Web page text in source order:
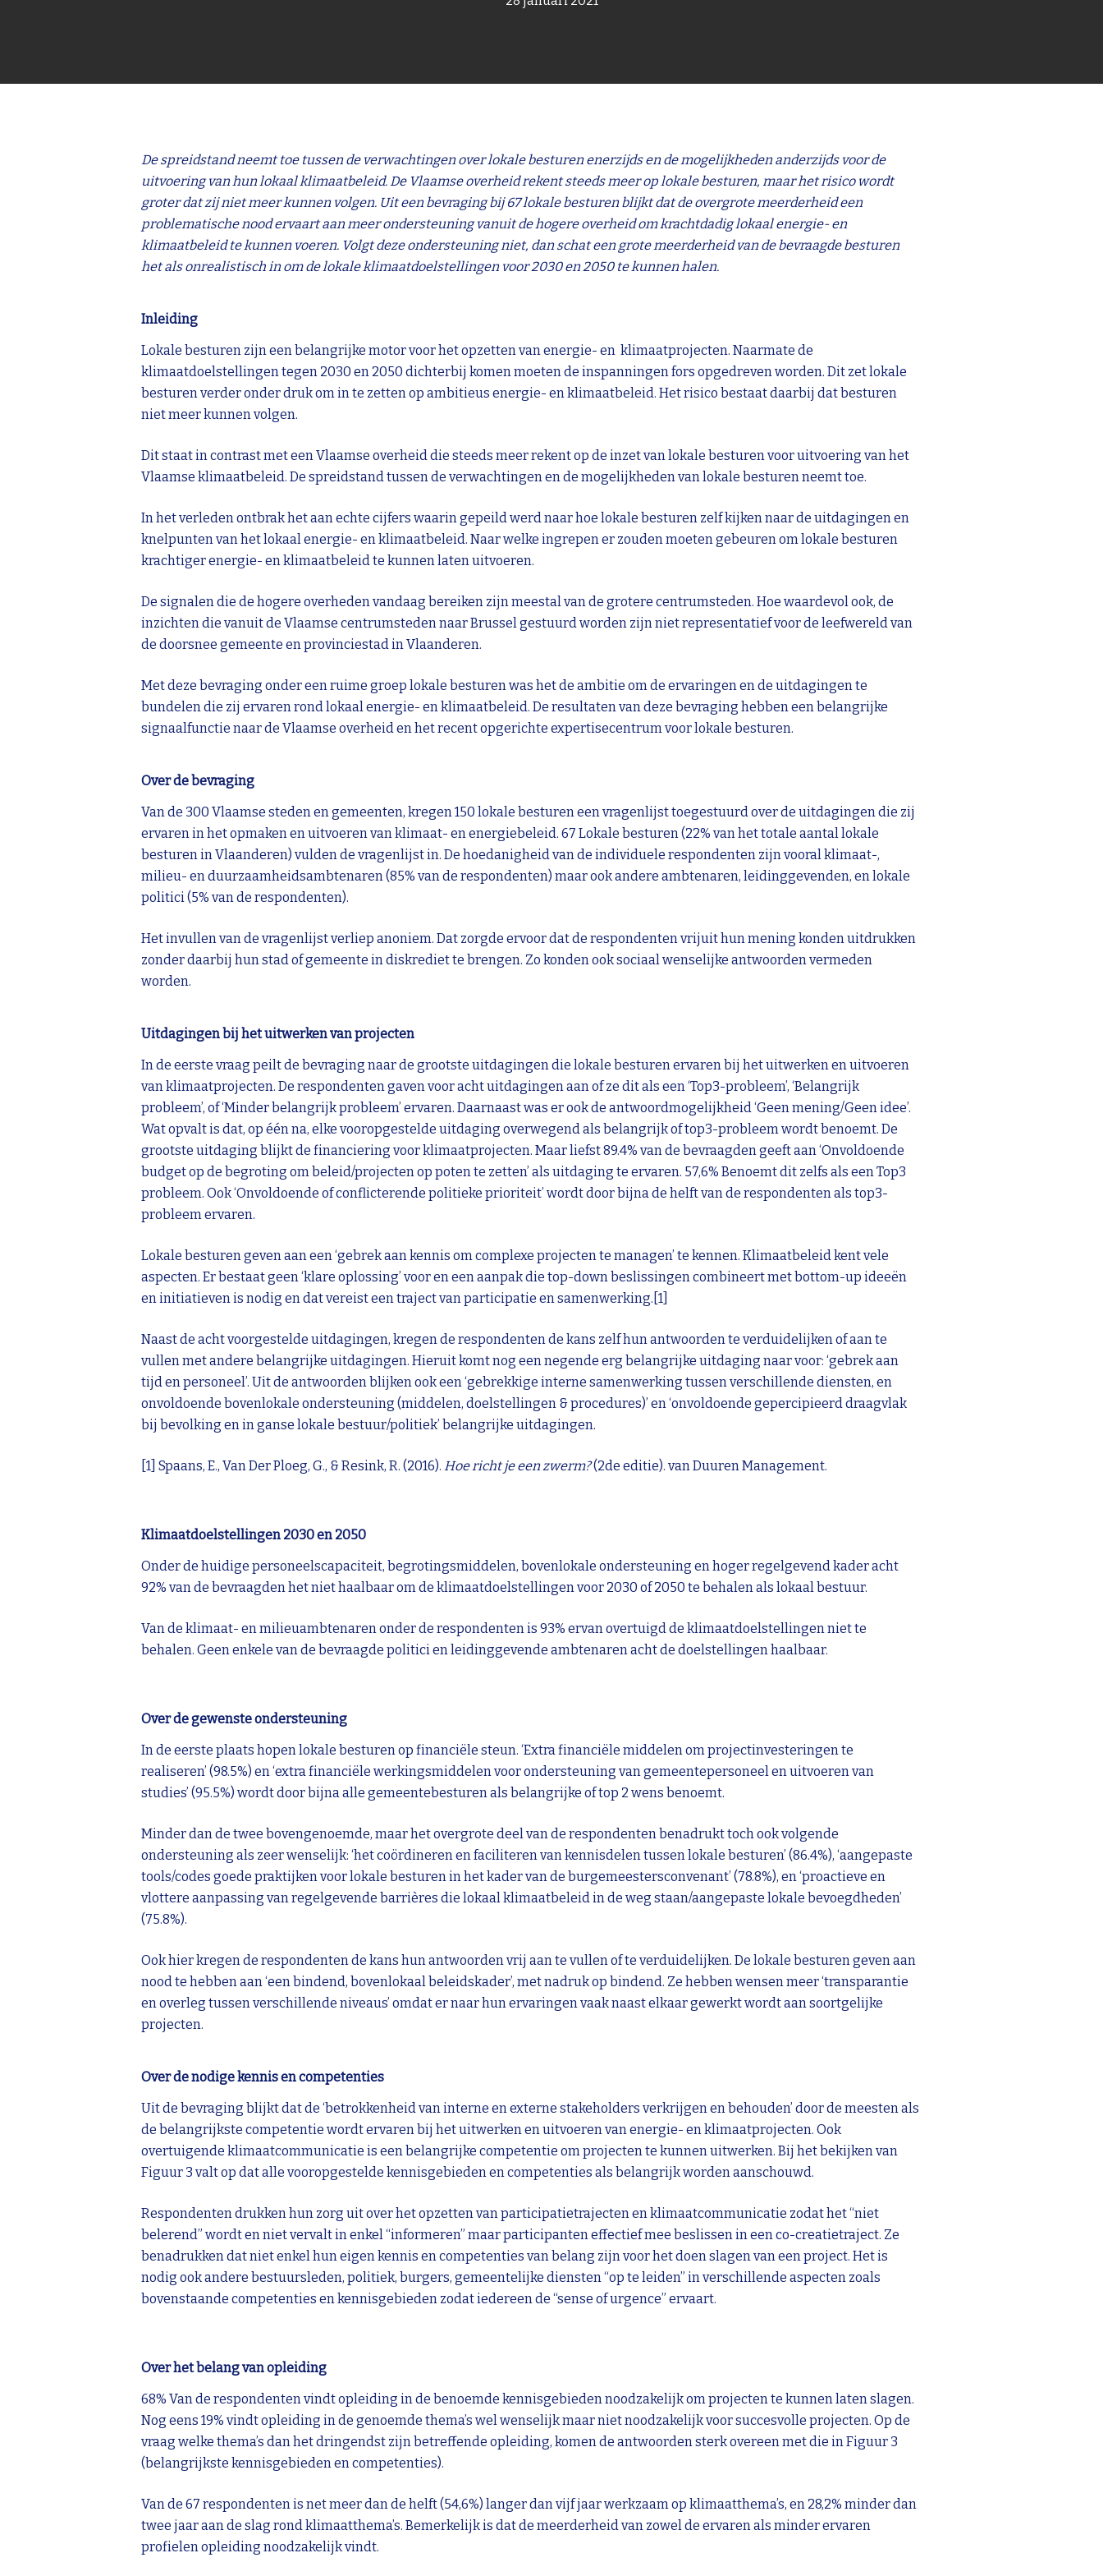
De spreidstand neemt toe tussen de verwachtingen over lokale besturen enerzijds en de mogelijkheden anderzijds voor de
uitvoering van hun lokaal klimaatbeleid. De Vlaamse overheid rekent steeds meer op lokale besturen, maar het risico wordt
groter dat zij niet meer kunnen volgen. Uit een bevraging bij 67 lokale besturen blijkt dat de overgrote meerderheid een
problematische nood ervaart aan meer ondersteuning vanuit de hogere overheid om krachtdadig lokaal energie- en
klimaatbeleid te kunnen voeren. Volgt deze ondersteuning niet, dan schat een grote meerderheid van de bevraagde besturen
het als onrealistisch in om de lokale klimaatdoelstellingen voor 2030 en 2050 te kunnen halen.
Inleiding
Lokale besturen zijn een belangrijke motor voor het opzetten van energie- en klimaatprojecten. Naarmate de
klimaatdoelstellingen tegen 2030 en 2050 dichterbij komen moeten de inspanningen fors opgedreven worden. Dit zet lokale
besturen verder onder druk om in te zetten op ambitieus energie- en klimaatbeleid. Het risico bestaat daarbij dat besturen
niet meer kunnen volgen.
Dit staat in contrast met een Vlaamse overheid die steeds meer rekent op de inzet van lokale besturen voor uitvoering van het
Vlaamse klimaatbeleid. De spreidstand tussen de verwachtingen en de mogelijkheden van lokale besturen neemt toe.
In het verleden ontbrak het aan echte cijfers waarin gepeild werd naar hoe lokale besturen zelf kijken naar de uitdagingen en
knelpunten van het lokaal energie- en klimaatbeleid. Naar welke ingrepen er zouden moeten gebeuren om lokale besturen
krachtiger energie- en klimaatbeleid te kunnen laten uitvoeren.
De signalen die de hogere overheden vandaag bereiken zijn meestal van de grotere centrumsteden. Hoe waardevol ook, de
inzichten die vanuit de Vlaamse centrumsteden naar Brussel gestuurd worden zijn niet representatief voor de leefwereld van
de doorsnee gemeente en provinciestad in Vlaanderen.
Met deze bevraging onder een ruime groep lokale besturen was het de ambitie om de ervaringen en de uitdagingen te
bundelen die zij ervaren rond lokaal energie- en klimaatbeleid. De resultaten van deze bevraging hebben een belangrijke
signaalfunctie naar de Vlaamse overheid en het recent opgerichte expertisecentrum voor lokale besturen.
Over de bevraging
Van de 300 Vlaamse steden en gemeenten, kregen 150 lokale besturen een vragenlijst toegestuurd over de uitdagingen die zij
ervaren in het opmaken en uitvoeren van klimaat- en energiebeleid. 67 Lokale besturen (22% van het totale aantal lokale
besturen in Vlaanderen) vulden de vragenlijst in. De hoedanigheid van de individuele respondenten zijn vooral klimaat-,
milieu- en duurzaamheidsambtenaren (85% van de respondenten) maar ook andere ambtenaren, leidinggevenden, en lokale
politici (5% van de respondenten).
Het invullen van de vragenlijst verliep anoniem. Dat zorgde ervoor dat de respondenten vrijuit hun mening konden uitdrukken
zonder daarbij hun stad of gemeente in diskrediet te brengen. Zo konden ook sociaal wenselijke antwoorden vermeden
worden.
Uitdagingen bij het uitwerken van projecten
In de eerste vraag peilt de bevraging naar de grootste uitdagingen die lokale besturen ervaren bij het uitwerken en uitvoeren
van klimaatprojecten. De respondenten gaven voor acht uitdagingen aan of ze dit als een ‘Top3-probleem’, ‘Belangrijk
probleem’, of ‘Minder belangrijk probleem’ ervaren. Daarnaast was er ook de antwoordmogelijkheid ‘Geen mening/Geen idee’.
Wat opvalt is dat, op één na, elke vooropgestelde uitdaging overwegend als belangrijk of top3-probleem wordt benoemt. De
grootste uitdaging blijkt de financiering voor klimaatprojecten. Maar liefst 89.4% van de bevraagden geeft aan ‘Onvoldoende
budget op de begroting om beleid/projecten op poten te zetten’ als uitdaging te ervaren. 57,6% Benoemt dit zelfs als een Top3
probleem. Ook ‘Onvoldoende of conflicterende politieke prioriteit’ wordt door bijna de helft van de respondenten als top3-
probleem ervaren.
Lokale besturen geven aan een ‘gebrek aan kennis om complexe projecten te managen’ te kennen. Klimaatbeleid kent vele
aspecten. Er bestaat geen ‘klare oplossing’ voor en een aanpak die top-down beslissingen combineert met bottom-up ideeën
en initiatieven is nodig en dat vereist een traject van participatie en samenwerking. [1]
Naast de acht voorgestelde uitdagingen, kregen de respondenten de kans zelf hun antwoorden te verduidelijken of aan te
vullen met andere belangrijke uitdagingen. Hieruit komt nog een negende erg belangrijke uitdaging naar voor: ‘gebrek aan
tijd en personeel’. Uit de antwoorden blijken ook een ‘gebrekkige interne samenwerking tussen verschillende diensten, en
onvoldoende bovenlokale ondersteuning (middelen, doelstellingen & procedures)’ en ‘onvoldoende gepercipieerd draagvlak
bij bevolking en in ganse lokale bestuur/politiek’ belangrijke uitdagingen.
[1] Spaans, E., Van Der Ploeg, G., & Resink, R. (2016). Hoe richt je een zwerm?(2de editie). van Duuren Management.
Klimaatdoelstellingen 2030 en 2050
Onder de huidige personeelscapaciteit, begrotingsmiddelen, bovenlokale ondersteuning en hoger regelgevend kader acht
92% van de bevraagden het niet haalbaar om de klimaatdoelstellingen voor 2030 of 2050 te behalen als lokaal bestuur.
Van de klimaat- en milieuambtenaren onder de respondenten is 93% ervan overtuigd de klimaatdoelstellingen niet te
behalen. Geen enkele van de bevraagde politici en leidinggevende ambtenaren acht de doelstellingen haalbaar.
Over de gewenste ondersteuning
In de eerste plaats hopen lokale besturen op financiële steun. ‘Extra financiële middelen om projectinvesteringen te
realiseren’ (98.5%) en ‘extra financiële werkingsmiddelen voor ondersteuning van gemeentepersoneel en uitvoeren van
studies’ (95.5%) wordt door bijna alle gemeentebesturen als belangrijke of top 2 wens benoemt.
Minder dan de twee bovengenoemde, maar het overgrote deel van de respondenten benadrukt toch ook volgende
ondersteuning als zeer wenselijk: ‘het coördineren en faciliteren van kennisdelen tussen lokale besturen’ (86.4%), ‘aangepaste
tools/codes goede praktijken voor lokale besturen in het kader van de burgemeestersconvenant’ (78.8%), en ‘proactieve en
vlottere aanpassing van regelgevende barrières die lokaal klimaatbeleid in de weg staan/aangepaste lokale bevoegdheden’
(75.8%).
Ook hier kregen de respondenten de kans hun antwoorden vrij aan te vullen of te verduidelijken. De lokale besturen geven aan
nood te hebben aan ‘een bindend, bovenlokaal beleidskader’, met nadruk op bindend. Ze hebben wensen meer ‘transparantie
en overleg tussen verschillende niveaus’ omdat er naar hun ervaringen vaak naast elkaar gewerkt wordt aan soortgelijke
projecten.
Over de nodige kennis en competenties
Uit de bevraging blijkt dat de ‘betrokkenheid van interne en externe stakeholders verkrijgen en behouden’ door de meesten als
de belangrijkste competentie wordt ervaren bij het uitwerken en uitvoeren van energie- en klimaatprojecten. Ook
overtuigende klimaatcommunicatie is een belangrijke competentie om projecten te kunnen uitwerken. Bij het bekijken van
Figuur 3 valt op dat alle vooropgestelde kennisgebieden en competenties als belangrijk worden aanschouwd.
Respondenten drukken hun zorg uit over het opzetten van participatietrajecten en klimaatcommunicatie zodat het “niet
belerend” wordt en niet vervalt in enkel “informeren” maar participanten effectief mee beslissen in een co-creatietraject. Ze
benadrukken dat niet enkel hun eigen kennis en competenties van belang zijn voor het doen slagen van een project. Het is
nodig ook andere bestuursleden, politiek, burgers, gemeentelijke diensten “op te leiden” in verschillende aspecten zoals
bovenstaande competenties en kennisgebieden zodat iedereen de “sense of urgence” ervaart.
Over het belang van opleiding
68% Van de respondenten vindt opleiding in de benoemde kennisgebieden noodzakelijk om projecten te kunnen laten slagen.
Nog eens 19% vindt opleiding in de genoemde thema’s wel wenselijk maar niet noodzakelijk voor succesvolle projecten. Op de
vraag welke thema’s dan het dringendst zijn betreffende opleiding, komen de antwoorden sterk overeen met die in Figuur 3
(belangrijkste kennisgebieden en competenties).
Van de 67 respondenten is net meer dan de helft (54,6%) langer dan vijf jaar werkzaam op klimaatthema’s, en 28,2% minder dan
twee jaar aan de slag rond klimaatthema’s. Bemerkelijk is dat de meerderheid van zowel de ervaren als minder ervaren
profielen opleiding noodzakelijk vindt.